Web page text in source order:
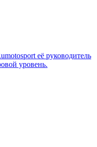
её руководитель
уровень.